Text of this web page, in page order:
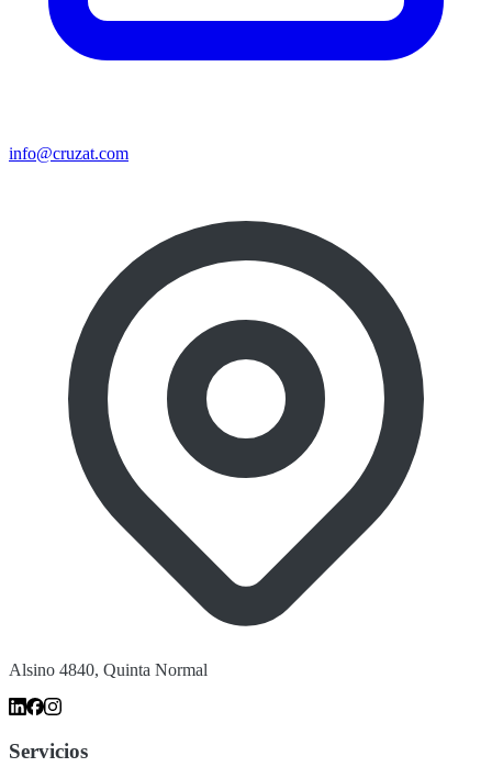
info@cruzat.com
Alsino 4840, Quinta Normal
Servicios